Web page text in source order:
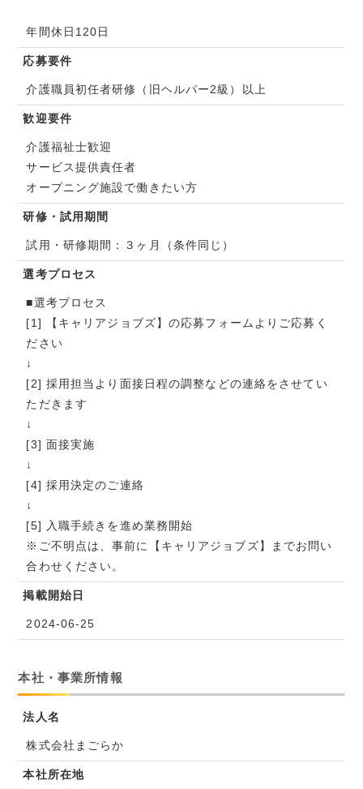
年間休日120日
応募要件
介護職員初任者研修（旧ヘルパー2級）以上
歓迎要件
介護福祉士歓迎
サービス提供責任者
オープニング施設で働きたい方
研修・試用期間
試用・研修期間：３ヶ月（条件同じ）
選考プロセス
■選考プロセス
[1] 【キャリアジョブズ】の応募フォームよりご応募く
ださい
↓
[2] 採用担当より面接日程の調整などの連絡をさせてい
ただきます
↓
[3] 面接実施
↓
[4] 採用決定のご連絡
↓
[5] 入職手続きを進め業務開始
※ご不明点は、事前に【キャリアジョブズ】までお問い
合わせください。
掲載開始日
2024-06-25
本社・事業所情報
法人名
株式会社まごらか
本社所在地